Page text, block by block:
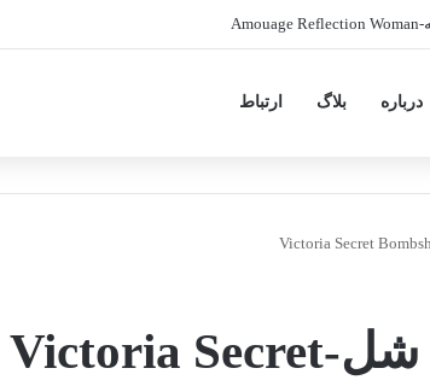
درباره بلاگ ارتباط
ویکتوریا سکرت بامب شل-Victoria Secret